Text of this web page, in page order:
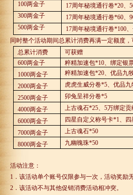
100两金子 17周年秘境通行卷*20、
300两金子 17周年秘境通行卷*60、
500两金子 17周年秘境通行卷*100
同时整个活动期间总累计消费再满一定额度
总累计消费
可获赠
600两金子 粹精加速包*10、绑定银
1000两金子 粹精加速包*20、优品九
2000两金子 虎虎生威分卷*5、优品九
2500两金子 卯兔呈祥分卷*5
4000两金子 上古魂石*25、 5万绑定贡
6000两金子 四星自定义称号卡*1、
7000两金子 上古魂石*50
8000两金子 九幽魄珠*50
活动注意：
1 ．该活动单个账号仅限参与一次，活动奖励
2 ．该活动不与其他促销消费活动相冲突。